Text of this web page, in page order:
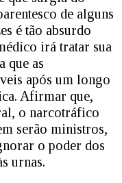
de alguns
é tão absurdo
irá tratar sua
que as
após um longo
Afirmar que,
o narcotráfico
serão ministros,
o poder dos
urnas.